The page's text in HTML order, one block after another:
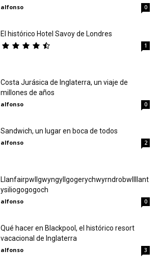
alfonso 0
El histórico Hotel Savoy de Londres
1
Costa Jurásica de Inglaterra, un viaje de
millones de años
alfonso 0
Sandwich, un lugar en boca de todos
alfonso 2
Llanfairpwllgwyngyllgogerychwyrndrobwllllant
ysiliogogogoch
alfonso 0
Qué hacer en Blackpool, el histórico resort
vacacional de Inglaterra
alfonso 3